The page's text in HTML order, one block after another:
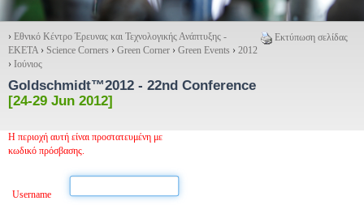
Εκτύπωση σελίδας
› Εθνικό Κέντρο Έρευνας και Τεχνολογικής Ανάπτυξης -
ΕΚΕΤΑ› Science Corners › Green Corner › Green Events › 2012
› Ιούνιος
Goldschmidt™2012 - 22nd Conference
[24-29 Jun 2012]
Η περιοχή αυτή είναι προστατευμένη με
κωδικό πρόσβασης.
Username